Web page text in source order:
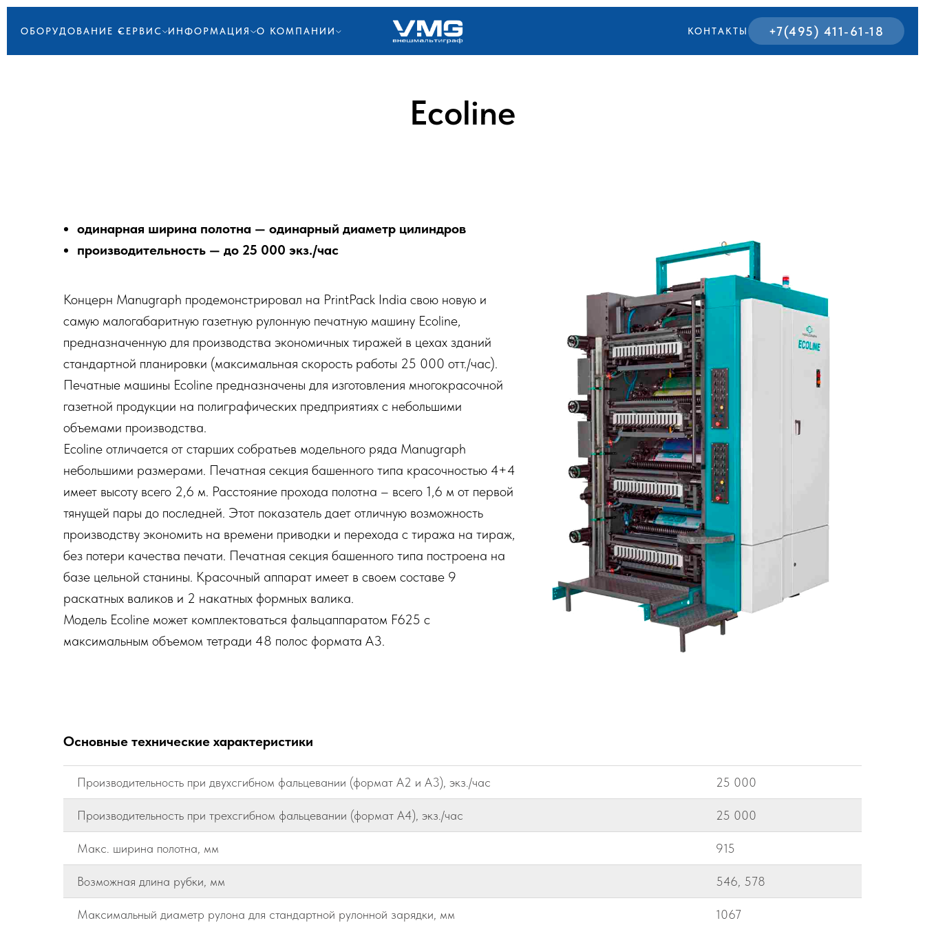
ОБОРУДОВАНИЕ СЕРВИС ИНФОРМАЦИЯ О КОМПАНИИ КОНТАКТЫ +7(495) 411-61-18
Ecoline
одинарная ширина полотна — одинарный диаметр цилиндров
производительность — до 25 000 экз./час
Концерн Manugraph продемонстрировал на PrintPack India свою новую и
самую малогабаритную газетную рулонную печатную машину Ecoline,
предназначенную для производства экономичных тиражей в цехах зданий
стандартной планировки (максимальная скорость работы 25 000 отт./час).
Печатные машины Ecoline предназначены для изготовления многокрасочной
газетной продукции на полиграфических предприятиях с небольшими
объемами производства.
Ecoline отличается от старших собратьев модельного ряда Manugraph
небольшими размерами. Печатная секция башенного типа красочностью 4+4
имеет высоту всего 2,6 м. Расстояние прохода полотна – всего 1,6 м от первой
тянущей пары до последней. Этот показатель дает отличную возможность
производству экономить на времени приводки и перехода с тиража на тираж,
без потери качества печати. Печатная секция башенного типа построена на
базе цельной станины. Красочный аппарат имеет в своем составе 9
раскатных валиков и 2 накатных формных валика.
Модель Ecoline может комплектоваться фальцаппаратом F625 с
максимальным объемом тетради 48 полос формата А3.
Основные технические характеристики
Производительность при двухсгибном фальцевании (формат А2 и А3), экз./час 25 000
Производительность при трехсгибном фальцевании (формат А4), экз./час 25 000
Макс. ширина полотна, мм 915
Возможная длина рубки, мм 546, 578
Максимальный диаметр рулона для стандартной рулонной зарядки, мм 1067